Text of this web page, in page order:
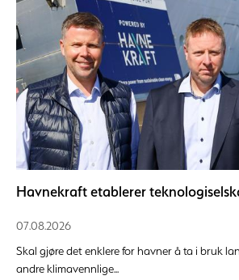
Havnekraft etablerer
07.08.2026
Skal gjøre det enklere for havner å ta i bruk
andre klimavennlige...